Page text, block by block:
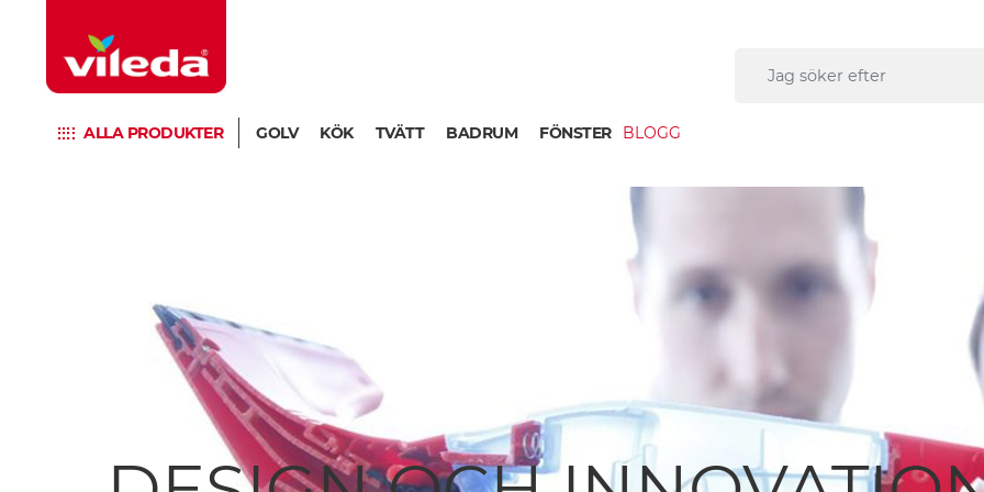
ALLA PRODUKTER GOLV KÖK TVÄTT BADRUM FÖNSTER BLOGG